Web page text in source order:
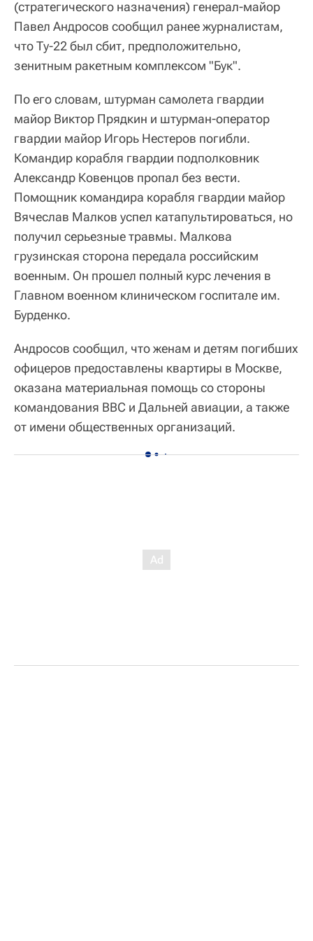
(стратегического назначения) генерал-майор
Павел Андросов сообщил ранее журналистам,
что Ту-22 был сбит, предположительно,
зенитным ракетным комплексом "Бук".
По его словам, штурман самолета гвардии
майор Виктор Прядкин и штурман-оператор
гвардии майор Игорь Нестеров погибли.
Командир корабля гвардии подполковник
Александр Ковенцов пропал без вести.
Помощник командира корабля гвардии майор
Вячеслав Малков успел катапультироваться, но
получил серьезные травмы. Малкова
грузинская сторона передала российским
военным. Он прошел полный курс лечения в
Главном военном клиническом госпитале им.
Бурденко.
Андросов сообщил, что женам и детям погибших
офицеров предоставлены квартиры в Москве,
оказана материальная помощь со стороны
командования ВВС и Дальней авиации, а также
от имени общественных организаций.